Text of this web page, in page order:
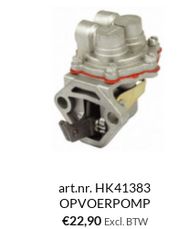
art.nr. HK41383
OPVOERPOMP
€22,90 Excl. BTW